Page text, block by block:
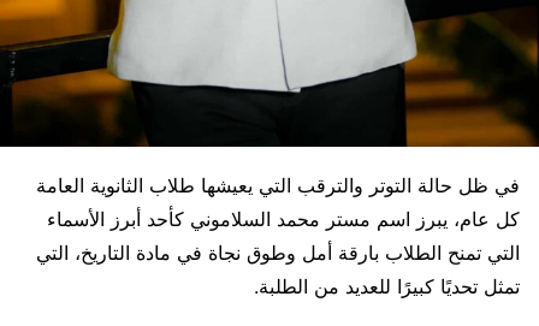
في ظل حالة التوتر والترقب التي يعيشها طلاب الثانوية العامة
كل عام، يبرز اسم مستر محمد السلاموني كأحد أبرز الأسماء
التي تمنح الطلاب بارقة أمل وطوق نجاة في مادة التاريخ، التي
تمثل تحديًا كبيرًا للعديد من الطلبة.